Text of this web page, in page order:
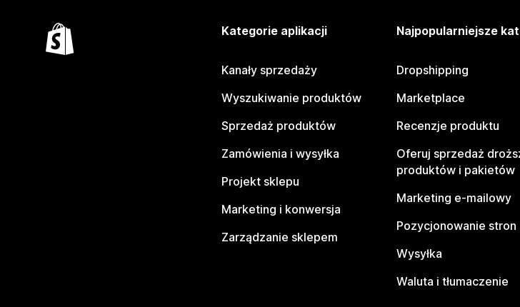
Kategorie aplikacji
Kanały sprzedaży
Wyszukiwanie produktów
Sprzedaż produktów
Zamówienia i wysyłka
Projekt sklepu
Marketing i konwersja
Zarządzanie sklepem
Najpopularniejsze
Dropshipping
Marketplace
Recenzje produktu
Oferuj sprzedaż
produktów i pakietów
Marketing e-mailowy
Pozycjonowanie stron
Wysyłka
Waluta i tłumaczenie